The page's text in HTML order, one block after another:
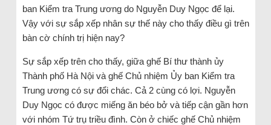
ban Kiểm tra Trung ương do Nguyễn Duy Ngọc để lại.
Vậy với sự sắp xếp nhân sự thế này cho thấy điều gì trên
bàn cờ chính trị hiện nay?
Sự sắp xếp trên cho thấy, giữa ghế Bí thư thành ủy
Thành phố Hà Nội và ghế Chủ nhiệm Ủy ban Kiểm tra
Trung ương có sự đổi chác. Cả 2 cùng có lợi. Nguyễn
Duy Ngọc có được miếng ăn béo bở và tiếp cận gần hơn
với nhóm Tứ trụ triều đình. Còn ở chiếc ghế Chủ nhiệm